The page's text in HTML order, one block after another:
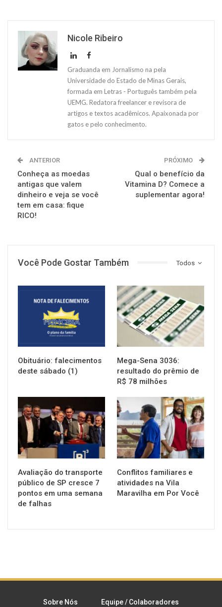
Nicole Ribeiro
Graduanda em Jornalismo na pela
Universidade do Estado de Minas Gerais,
formada em Letras - Português também pela
UEMG. Redatora freelancer e revisora de
artigos e textos acadêmicos. Apaixonada por
gatos e pelo conhecimento.
ANTERIOR
Conheça as moedas
antigas que valem
dinheiro e veja se você
tem em casa: fique
RICO!
PRÓXIMO
Qual o benefício da
Vitamina D? Comece a
suplementar agora!
Todos
Você Pode Gostar Também
Obituário: falecimentos
deste sábado (1)
NOTÍCIAS
Mega-Sena 3036:
resultado do prêmio de
R$ 78 milhões
NOTÍCIAS
Avaliação do transporte
público de SP cresce 7
pontos em uma semana
de falhas
NOTÍCIAS
Conflitos familiares e
atividades na Vila
Maravilha em Por Você
Sobre Nós Equipe / Colaboradores